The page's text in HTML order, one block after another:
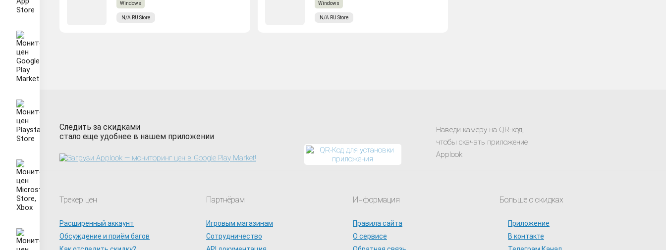
Windows
N/A RU Store
Windows
N/A RU Store
Следить за скидками
стало еще удобнее в нашем приложении
Наведи камеру на QR-код,
чтобы скачать приложение
Applook
Трекер цен
Расширенный аккаунт
Обсуждение и приём багов
Партнёрам
Игровым магазинам
Сотрудничество
Информация
Правила сайта
О сервисе
Больше о скидках
Приложение
В контакте